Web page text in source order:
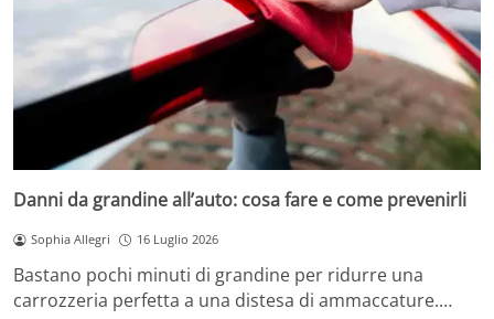
Danni da grandine all’auto: cosa fare e come prevenirli
Sophia Allegri 16 Luglio 2026
Bastano pochi minuti di grandine per ridurre una
carrozzeria perfetta a una distesa di ammaccature.…